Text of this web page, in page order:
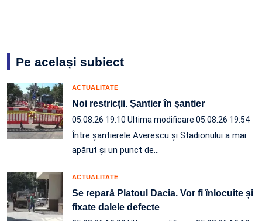
Pe același subiect
ACTUALITATE
Noi restricții. Șantier în șantier
05.08.26 19:10 Ultima modificare 05.08.26 19:54
Între șantierele Averescu și Stadionului a mai
apărut și un punct de…
ACTUALITATE
Se repară Platoul Dacia. Vor fi înlocuite și
fixate dalele defecte